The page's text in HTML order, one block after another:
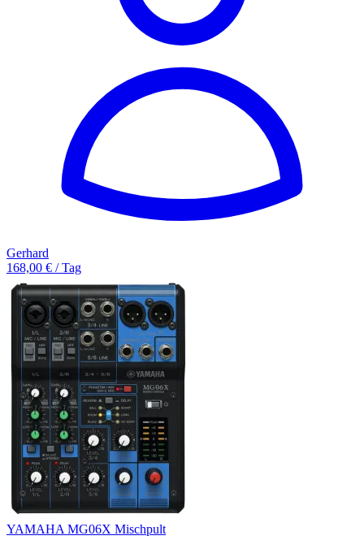
Gerhard
168,00 € / Tag
YAMAHA MG06X Mischpult